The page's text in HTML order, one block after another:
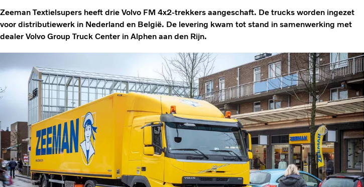
Zeeman Textielsupers heeft drie Volvo FM 4x2-trekkers aangeschaft. De trucks worden ingezet
voor distributiewerk in Nederland en België. De levering kwam tot stand in samenwerking met
dealer Volvo Group Truck Center in Alphen aan den Rijn.